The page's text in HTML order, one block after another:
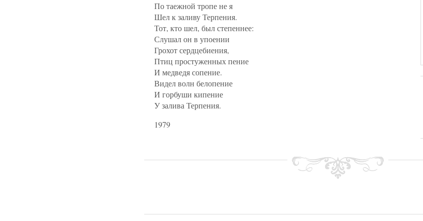
По таежной тропе не я
Шел к заливу Терпения.
Тот, кто шел, был степеннее:
Слушал он в упоении
Грохот сердцебиения,
Птиц простуженных пение
И медведя сопение.
Видел волн белопение
И горбуши кипение
У залива Терпения.
1979